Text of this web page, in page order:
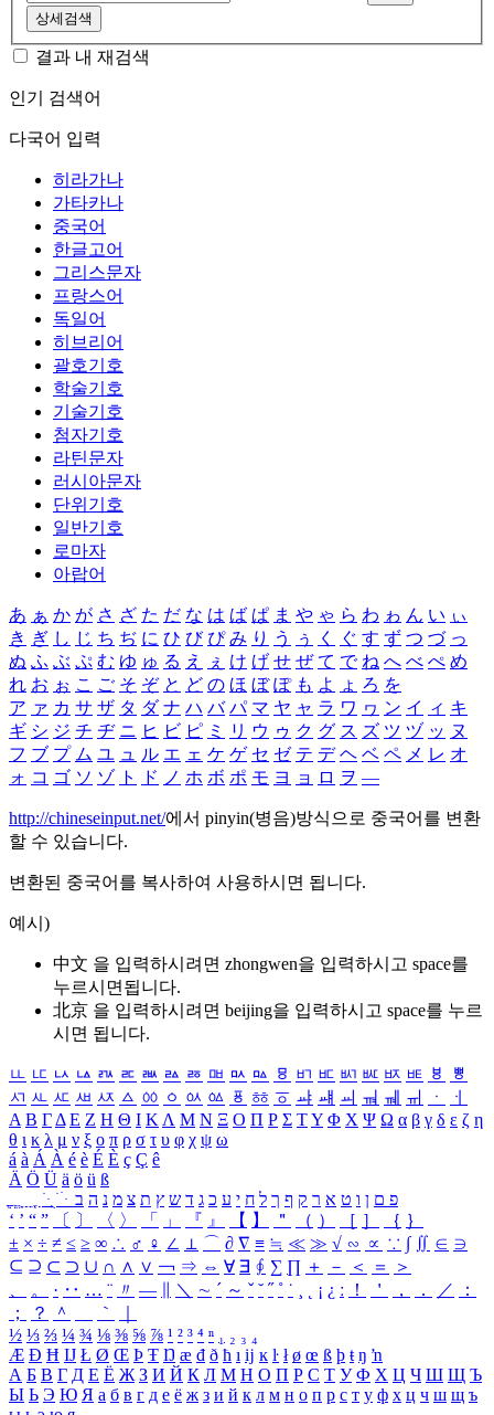
상세검색
결과 내 재검색
인기 검색어
다국어 입력
히라가나
가타카나
중국어
한글고어
그리스문자
프랑스어
독일어
히브리어
괄호기호
학술기호
기술기호
첨자기호
라틴문자
러시아문자
단위기호
일반기호
로마자
아랍어
あ ぁ か が さ ざ た だ な は ば ぱ ま や ゃ ら わ ゎ ん い ぃ
き ぎ し じ ち ぢ に ひ び ぴ み り う ぅ く ぐ す ず つ づ っ
ぬ ふ ぶ ぷ む ゆ ゅ る え ぇ け げ せ ぜ て で ね へ べ ぺ め
れ お ぉ こ ご そ ぞ と ど の ほ ぼ ぽ も よ ょ ろ を
ア ァ カ サ ザ タ ダ ナ ハ バ パ マ ヤ ャ ラ ワ ヮ ン イ ィ キ
ギ シ ジ チ ヂ ニ ヒ ビ ピ ミ リ ウ ゥ ク グ ス ズ ツ ヅ ッ ヌ
フ ブ プ ム ユ ュ ル エ ェ ケ ゲ セ ゼ テ デ ヘ ベ ペ メ レ オ
ォ コ ゴ ソ ゾ ト ド ノ ホ ボ ポ モ ヨ ョ ロ ヲ ―
http://chineseinput.net/에서 pinyin(병음)방식으로 중국어를 변환
할 수 있습니다.
변환된 중국어를 복사하여 사용하시면 됩니다.
예시)
中文 을 입력하시려면 zhongwen을 입력하시고 space를
누르시면됩니다.
北京 을 입력하시려면 beijing을 입력하시고 space를 누르
시면 됩니다.
ㅥ ㅦ ㅧ ㅨ ㅩ ㅪ ㅫ ㅬ ㅭ ㅮ ㅯ ㅰ ㅱ ㅲ ㅳ ㅴ ㅵ ㅶ ㅷ ㅸ
ㅹ
ㅺ ㅻ ㅼ ㅽ ㅾ ㅿ ㆀ ㆁ ㆂ ㆃ ㆄ ㆅ ㆆ ㆇ ㆈ ㆉ ㆊ ㆋ ㆌ ㆍ
ㆎ
Α Β ΓΔ Ε Ζ Η Θ Ι ΚΛ Μ Ν Ξ Ο Π Ρ Σ ΤΥ Φ Χ Ψ Ω α β γ δ ε ζ η
θ ι κ λ μ ν ξ ο π ρ σ τ υ φ χ ψ ω
á à Á À é è É È ç Ç ê
Ä Ö Ü ä ö ü ß
ִֶֹ ֻּ ׁׂ פ ם ן ו ט א ר ק ף ך ל ח י ע כ ג ד ש ץ ת צ מ נ ה ב
‘ ’ “ ” 〔 〕 〈 〉 「 」 『 』 【 】 ＂ （ ） ［ ］ ｛ ｝
± × ÷ ≠ ≤ ≥ ∞ ∴ ♂ ♀ ∠ ⊥ ⌒ ∂ ∇ ≡ ≒ ≪ ≫ √ ∽ ∝ ∵ ∫ ∬ ∈ ∋
⊆ ⊇ ⊂ ⊃ ∪ ∩ ∧ ∨ ￢ ⇒ ⇔ ∀ ∃ ∮ ∑ ∏ ＋ － ＜ ＝
＞
、
。 · ‥ … ¨ 〃 ― ＼ ∼ ´ ～ ˇ ˘ ˝ ˚ ˙ ¸ ¡ ¿ ː ！ ＇ ， ． ／
：
；
？ ＾ ｀
½ ⅓ ⅔ ¼ ¾ ⅛ ⅜ ⅝ ⅞ ¹ ² ³ ⁴ ⁿ ₁ ₂ ₃ ₄
Æ Ð Ħ Ĳ Ł Ø Œ Þ Ŧ Ŋ æ đ ð ħ ı ĳ ĸ ŀ ł ø œ ß þ ŧ ŋ ŉ
А Б В Г Д Е Ё Ж З И Й К Л М Н О П Р С Т У Ф Х Ц Ч Ш Щ Ъ
Ы Ь Э Ю Я а б в г д е ё ж з и й к л м н о п р с т у ф х ц ч ш щ ъ